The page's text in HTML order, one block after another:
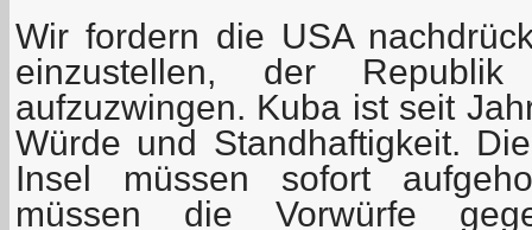
Wir fordern die USA
einzustellen, der
aufzuzwingen. Kuba ist seit
Würde und Standhaftigkeit.
Insel müssen sofort
müssen die Vorwürfe